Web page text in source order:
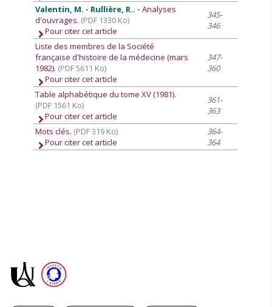
Valentin, M. - Rullière, R.. -Analyses
d'ouvrages. (PDF 1330 Ko)
Pour citer cet article
345-
346
Liste des membres de la Société
française d'histoire de la médecine (mars
1982). (PDF 5611 Ko)
Pour citer cet article
347-
360
Table alphabétique du tome XV (1981).
(PDF 1561 Ko)
Pour citer cet article
361-
363
Mots clés. (PDF 319 Ko)
Pour citer cet article
364-
364